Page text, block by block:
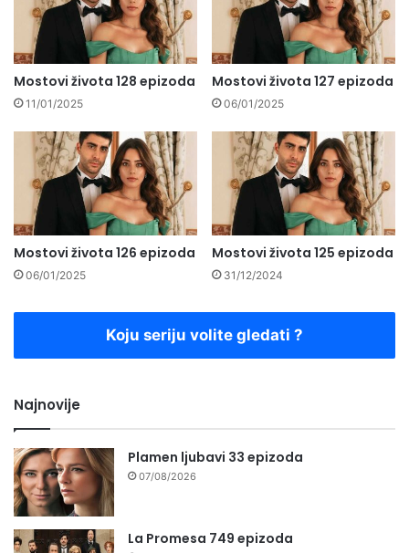
Mostovi života 128 epizoda
11/01/2025
Mostovi života 127 epizoda
06/01/2025
Mostovi života 126 epizoda
06/01/2025
Mostovi života 125 epizoda
31/12/2024
Koju seriju volite gledati ?
Najnovije
Plamen ljubavi 33 epizoda
07/08/2026
La Promesa 749 epizoda